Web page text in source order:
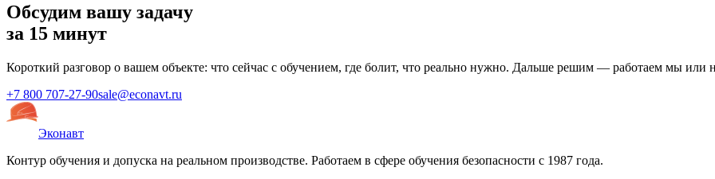
Обсудим вашу задачу
за 15 минут
Короткий разговор о вашем объекте: что сейчас с обучением, где болит, что реально нужно. Дальше решим — работаем мы или
+7 800 707-27-90sale@econavt.ru
Эконавт
Контур обучения и допуска на реальном производстве. Работаем в сфере обучения безопасности с 1987 года.